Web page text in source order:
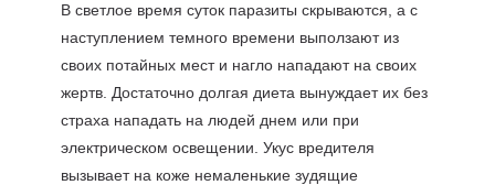
В светлое время суток паразиты скрываются, а с
наступлением темного времени выползают из
своих потайных мест и нагло нападают на своих
жертв. Достаточно долгая диета вынуждает их без
страха нападать на людей днем или при
электрическом освещении. Укус вредителя
вызывает на коже немаленькие зудящие